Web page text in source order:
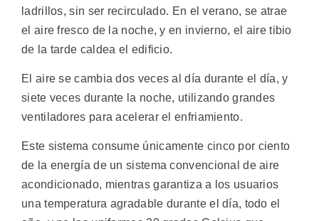
ladrillos, sin ser recirculado. En el verano, se atrae
el aire fresco de la noche, y en invierno, el aire tibio
de la tarde caldea el edificio.
El aire se cambia dos veces al día durante el día, y
siete veces durante la noche, utilizando grandes
ventiladores para acelerar el enfriamiento.
Este sistema consume únicamente cinco por ciento
de la energía de un sistema convencional de aire
acondicionado, mientras garantiza a los usuarios
una temperatura agradable durante el día, todo el